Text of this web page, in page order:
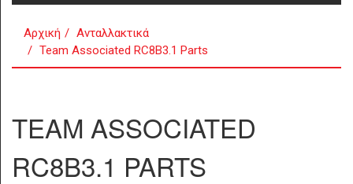
Αρχική
Ανταλλακτικά
Team Associated RC8B3.1 Parts
TEAM ASSOCIATED
RC8B3.1 PARTS